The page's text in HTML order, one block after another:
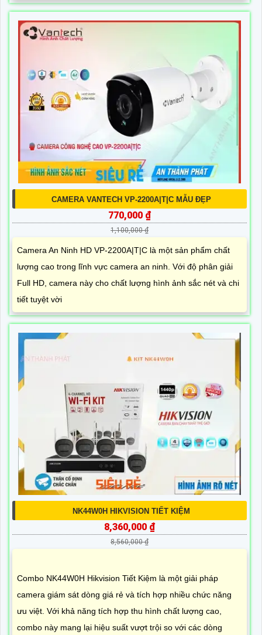
CAMERA VANTECH VP-2200A|T|C MẪU ĐẸP
770,000 ₫
1,100,000 ₫
Camera An Ninh HD VP-2200A|T|C là một sản phẩm chất
lượng cao trong lĩnh vực camera an ninh. Với độ phân giải
Full HD, camera này cho chất lượng hình ảnh sắc nét và chi
tiết tuyệt vời
NK44W0H HIKVISION TIẾT KIỆM
8,360,000 ₫
8,560,000 ₫
Combo NK44W0H Hikvision Tiết Kiệm là một giải pháp
camera giám sát dòng giá rẻ và tích hợp nhiều chức năng
ưu việt. Với khả năng tích hợp thu hình chất lượng cao,
combo này mang lại hiệu suất vượt trội so với các dòng